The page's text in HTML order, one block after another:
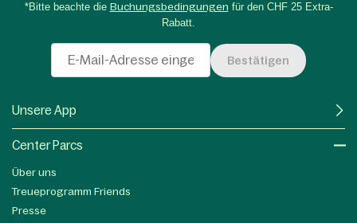
*Bitte beachte die Buchungsbedingungen für den CHF 25 Extra-
Rabatt.
Bestätigen
Unsere App
Center Parcs
Über uns
Treueprogramm Friends
Presse